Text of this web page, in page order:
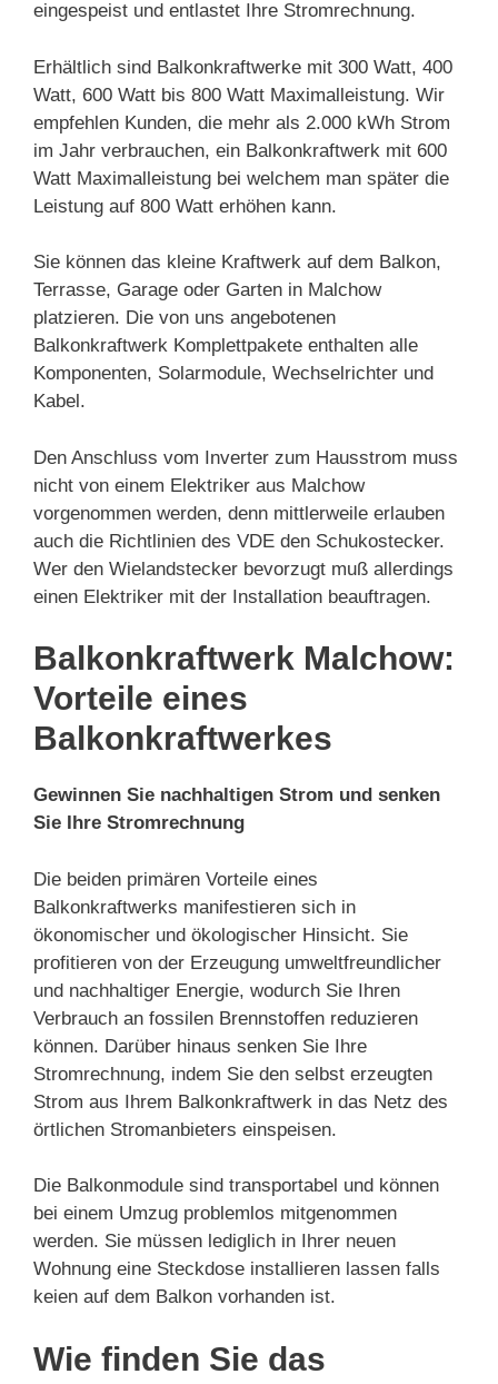
eingespeist und entlastet Ihre Stromrechnung.
Erhältlich sind Balkonkraftwerke mit 300 Watt, 400
Watt, 600 Watt bis 800 Watt Maximalleistung. Wir
empfehlen Kunden, die mehr als 2.000 kWh Strom
im Jahr verbrauchen, ein Balkonkraftwerk mit 600
Watt Maximalleistung bei welchem man später die
Leistung auf 800 Watt erhöhen kann.
Sie können das kleine Kraftwerk auf dem Balkon,
Terrasse, Garage oder Garten in Malchow
platzieren. Die von uns angebotenen
Balkonkraftwerk Komplettpakete enthalten alle
Komponenten, Solarmodule, Wechselrichter und
Kabel.
Den Anschluss vom Inverter zum Hausstrom muss
nicht von einem Elektriker aus Malchow
vorgenommen werden, denn mittlerweile erlauben
auch die Richtlinien des VDE den Schukostecker.
Wer den Wielandstecker bevorzugt muß allerdings
einen Elektriker mit der Installation beauftragen.
Balkonkraftwerk Malchow:
Vorteile eines
Balkonkraftwerkes
Gewinnen Sie nachhaltigen Strom und senken
Sie Ihre Stromrechnung
Die beiden primären Vorteile eines
Balkonkraftwerks manifestieren sich in
ökonomischer und ökologischer Hinsicht. Sie
profitieren von der Erzeugung umweltfreundlicher
und nachhaltiger Energie, wodurch Sie Ihren
Verbrauch an fossilen Brennstoffen reduzieren
können. Darüber hinaus senken Sie Ihre
Stromrechnung, indem Sie den selbst erzeugten
Strom aus Ihrem Balkonkraftwerk in das Netz des
örtlichen Stromanbieters einspeisen.
Die Balkonmodule sind transportabel und können
bei einem Umzug problemlos mitgenommen
werden. Sie müssen lediglich in Ihrer neuen
Wohnung eine Steckdose installieren lassen falls
keien auf dem Balkon vorhanden ist.
Wie finden Sie das